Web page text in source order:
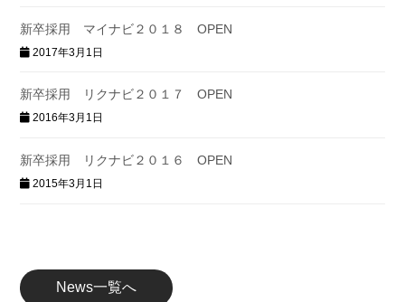
新卒採用 マイナビ２０１８ OPEN
2017年3月1日
新卒採用 リクナビ２０１７ OPEN
2016年3月1日
新卒採用 リクナビ２０１６ OPEN
2015年3月1日
News一覧へ